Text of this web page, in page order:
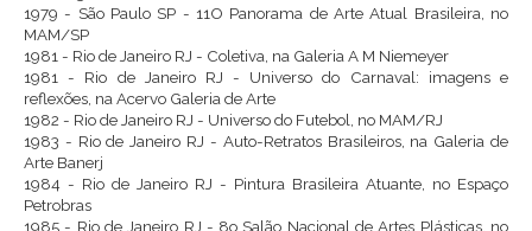
1979 - São Paulo SP - 11O Panorama de Arte Atual Brasileira, no
MAM/SP
1981 - Rio de Janeiro RJ - Coletiva, na Galeria A M Niemeyer
1981 - Rio de Janeiro RJ - Universo do Carnaval: imagens e
reflexões, na Acervo Galeria de Arte
1982 - Rio de Janeiro RJ - Universo do Futebol, no MAM/RJ
1983 - Rio de Janeiro RJ - Auto-Retratos Brasileiros, na Galeria de
Arte Banerj
1984 - Rio de Janeiro RJ - Pintura Brasileira Atuante, no Espaço
Petrobras
1985 - Rio de Janeiro RJ - 8o Salão Nacional de Artes Plásticas, no